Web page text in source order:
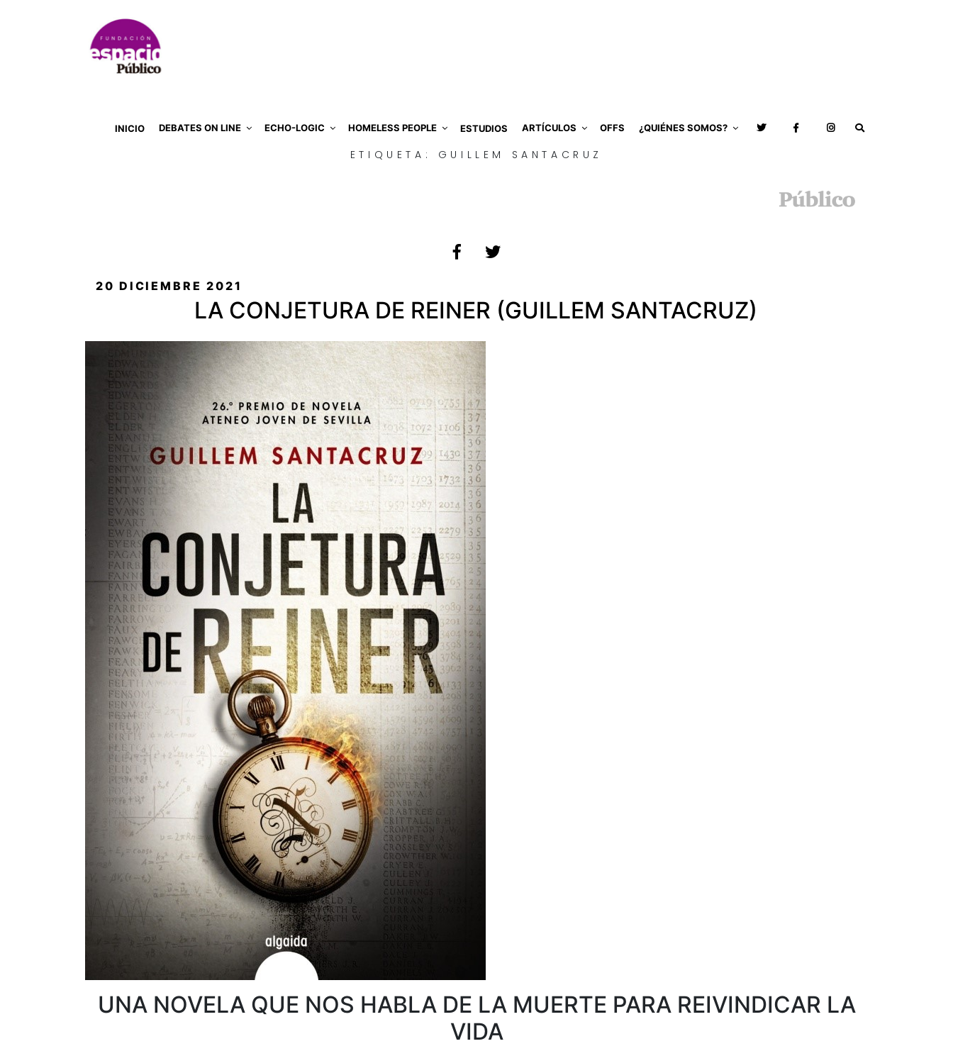
INICIO DEBATES ON LINE ECHO-LOGIC HOMELESS PEOPLE ESTUDIOS ARTÍCULOS OFFS ¿QUIÉNES SOMOS?
ETIQUETA: GUILLEM SANTACRUZ
PUBLICADO
20 DICIEMBRE 2021
LA CONJETURA DE REINER (GUILLEM SANTACRUZ)
UNA NOVELA QUE NOS HABLA DE LA MUERTE PARA REIVINDICAR LA
VIDA